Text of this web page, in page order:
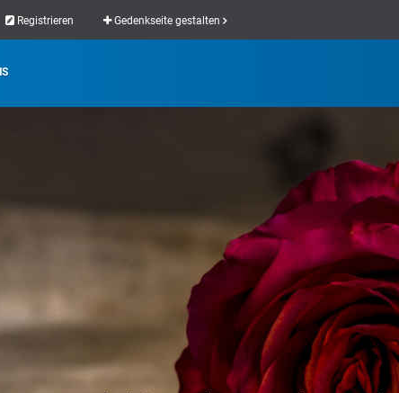
Registrieren Gedenkseite gestalten